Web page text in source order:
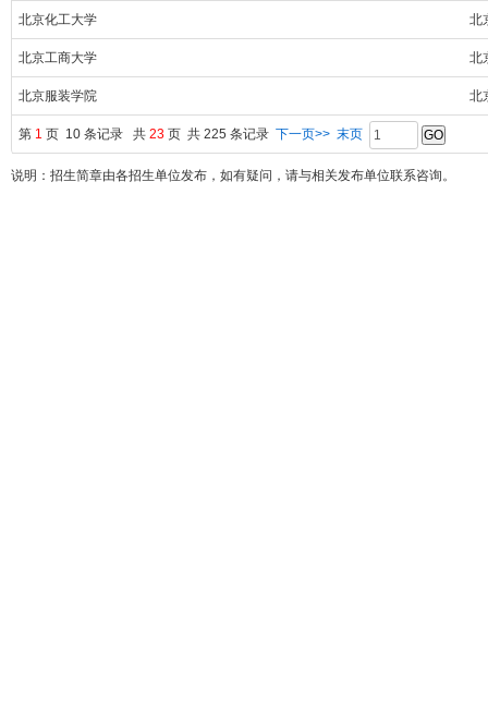
北京化工大学 北
北京工商大学 北
北京服装学院 北
第 1 页 10 条记录 共 23 页 共 225 条记录 下一页>> 末页
说明：招生简章由各招生单位发布，如有疑问，请与相关发布单位联系咨询。